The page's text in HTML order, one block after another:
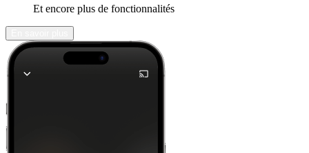
Et encore plus de fonctionnalités